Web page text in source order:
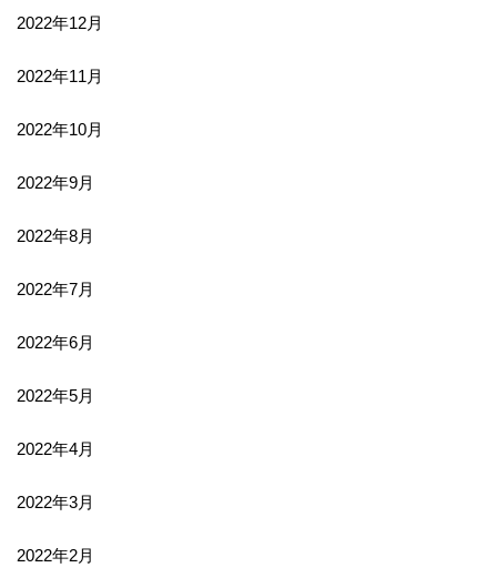
2022年12月
2022年11月
2022年10月
2022年9月
2022年8月
2022年7月
2022年6月
2022年5月
2022年4月
2022年3月
2022年2月